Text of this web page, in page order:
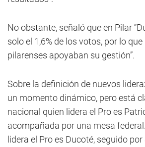
No obstante, señaló que en Pilar
solo el 1,6% de los votos, por lo
pilarenses apoyaban su gestión”.
Sobre la definición de nuevos
un momento dinámico, pero está
nacional quien lidera el Pro es
acompañada por una mesa
lidera el Pro es Ducoté, seguido